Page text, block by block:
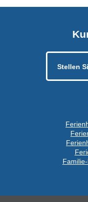
Stellen